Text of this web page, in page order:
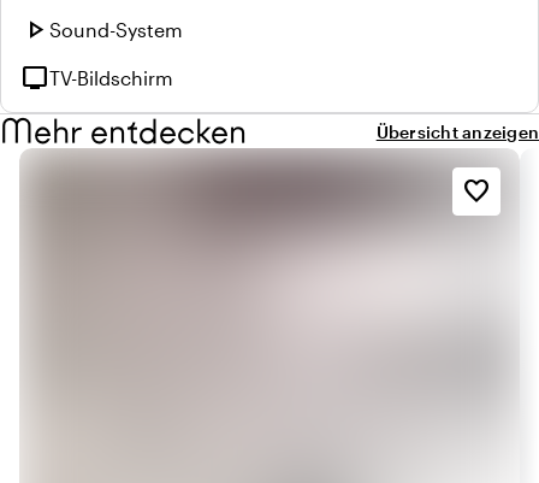
play_arrow Sound-System
tvTV-Bildschirm
Mehr entdecken Übersicht anzeigen
favorite_border